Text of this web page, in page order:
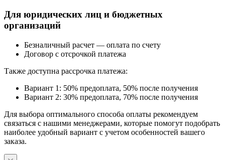
Для юридических лиц и бюджетных
организаций
Безналичный расчет — оплата по счету
Договор с отсрочкой платежа
Также доступна рассрочка платежа:
Вариант 1: 50% предоплата, 50% после получения
Вариант 2: 30% предоплата, 70% после получения
Для выбора оптимального способа оплаты рекомендуем
связаться с нашими менеджерами, которые помогут подобрать
наиболее удобный вариант с учетом особенностей вашего
заказа.